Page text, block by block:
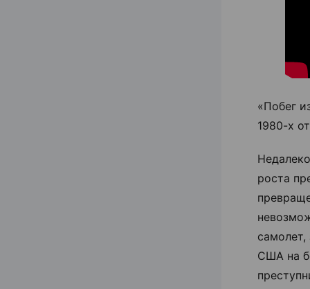
«Побег
1980-х
роста
США на